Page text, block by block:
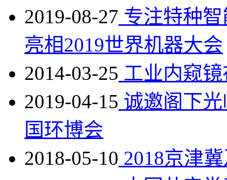
2019-08-27 专注特种
亮相2019世界机器大会
2014-03-25 工业内窥
2019-04-15 诚邀阁下
国环博会
2018-05-10 2018京津